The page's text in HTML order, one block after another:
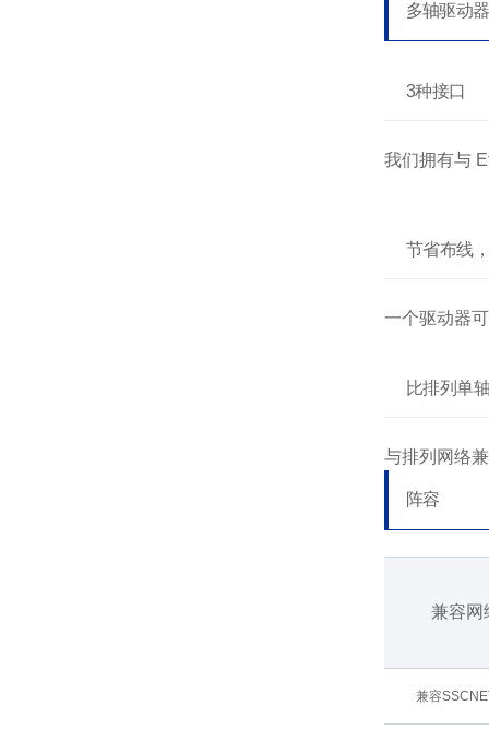
多轴驱动
3种接口
我们拥有与
节省布线
一个驱动器
比排列单
与排列网络
阵容
兼容网
兼容